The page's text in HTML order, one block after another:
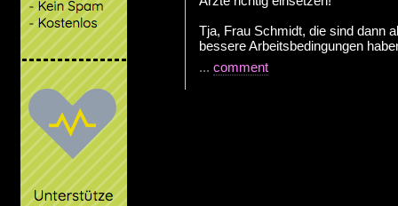
Tja, Frau Schmidt, die sind dann
bessere Arbeitsbedingungen
... comment